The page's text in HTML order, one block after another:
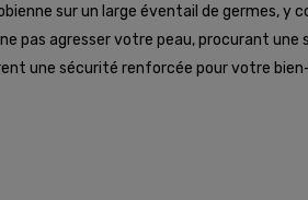
sur un large éventail de germes, y
pas agresser votre peau, procurant une
une sécurité renforcée pour votre